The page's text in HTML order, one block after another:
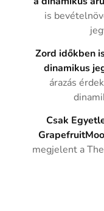
is
Zord időkben
dinamikus
árazás
Csak
megjelent a